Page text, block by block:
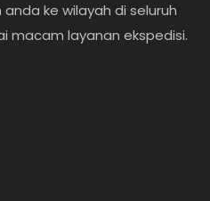
ke wilayah di seluruh
macam layanan ekspedisi.